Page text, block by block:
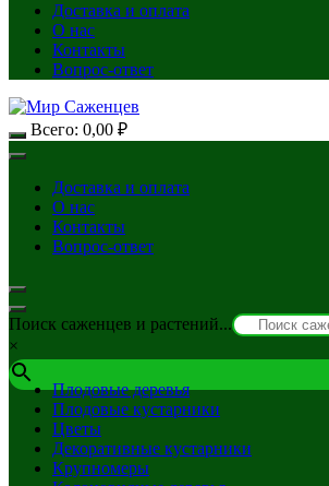
Доставка и оплата
О нас
Контакты
Вопрос-ответ
Всего: 0,00 ₽
Доставка и оплата
О нас
Контакты
Вопрос-ответ
Поиск саженцев и растений...
×
Плодовые деревья
Плодовые кустарники
Цветы
Декоративные кустарники
Крупномеры